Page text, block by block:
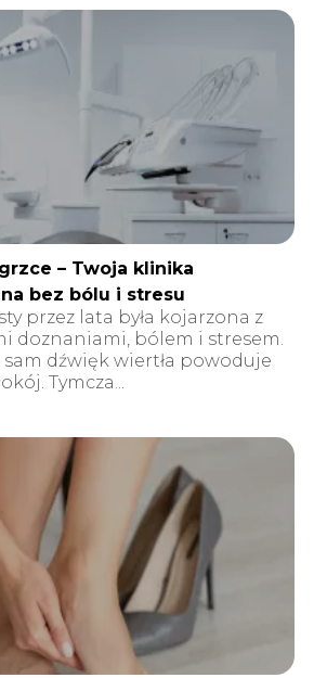
– Twoja klinika
bez bólu i stresu
przez lata była kojarzona z
doznaniami, bólem i stresem.
dźwięk wiertła powoduje
Tymcza...